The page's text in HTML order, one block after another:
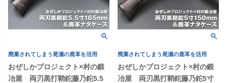
廃棄されてしまう尾瀬の鹿革を活用
おぜしかプロジェクト×村の鍛
冶屋 両刃黒打鞘鉈藤乃鉈5.5
廃棄されてしまう尾瀬の鹿革を活用
おぜしかプロジェクト×村の鍛
冶屋 両刃黒打鞘鉈藤乃鉈5寸